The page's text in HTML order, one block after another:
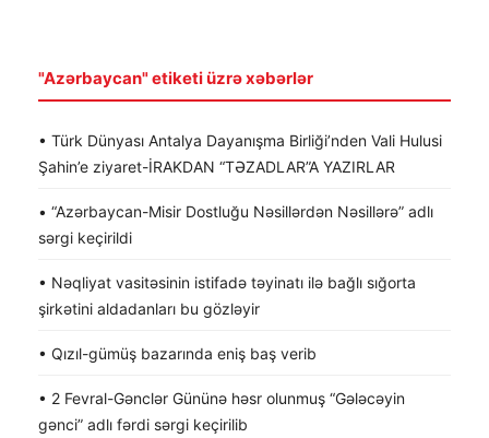
"Azərbaycan" etiketi üzrə xəbərlər
• Türk Dünyası Antalya Dayanışma Birliği’nden Vali Hulusi
Şahin’e ziyaret-İRAKDAN “TƏZADLAR”A YAZIRLAR
• “Azərbaycan-Misir Dostluğu Nəsillərdən Nəsillərə” adlı
sərgi keçirildi
• Nəqliyat vasitəsinin istifadə təyinatı ilə bağlı sığorta
şirkətini aldadanları bu gözləyir
• Qızıl-gümüş bazarında eniş baş verib
• 2 Fevral-Gənclər Gününə həsr olunmuş “Gələcəyin
gənci” adlı fərdi sərgi keçirilib